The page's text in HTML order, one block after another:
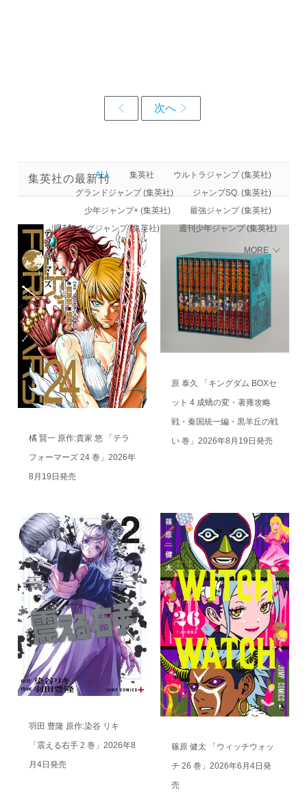
集英社の最新刊
ALL 集英社
ウルトラジャンプ (集英社)
グランドジャンプ (集英社)
ジャンプSQ. (集英社)
少年ジャンプ+ (集英社)
最強ジャンプ (集英社)
週刊ヤングジャンプ (集英社)
週刊少年ジャンプ (集英社)
MORE
橘 賢一 原作:貴家 悠 「テラ
フォーマーズ 24 巻」2026年
8月19日発売
原 泰久 「キングダム BOXセ
ット 4 成蟜の変・著雍攻略
戦・秦国統一編・黒羊丘の戦
い 巻」2026年8月19日発売
羽田 豊隆 原作:染谷 リキ
「震える右手 2 巻」2026年8
月4日発売
篠原 健太 「ウィッチウォッ
チ 26 巻」2026年6月4日発
売